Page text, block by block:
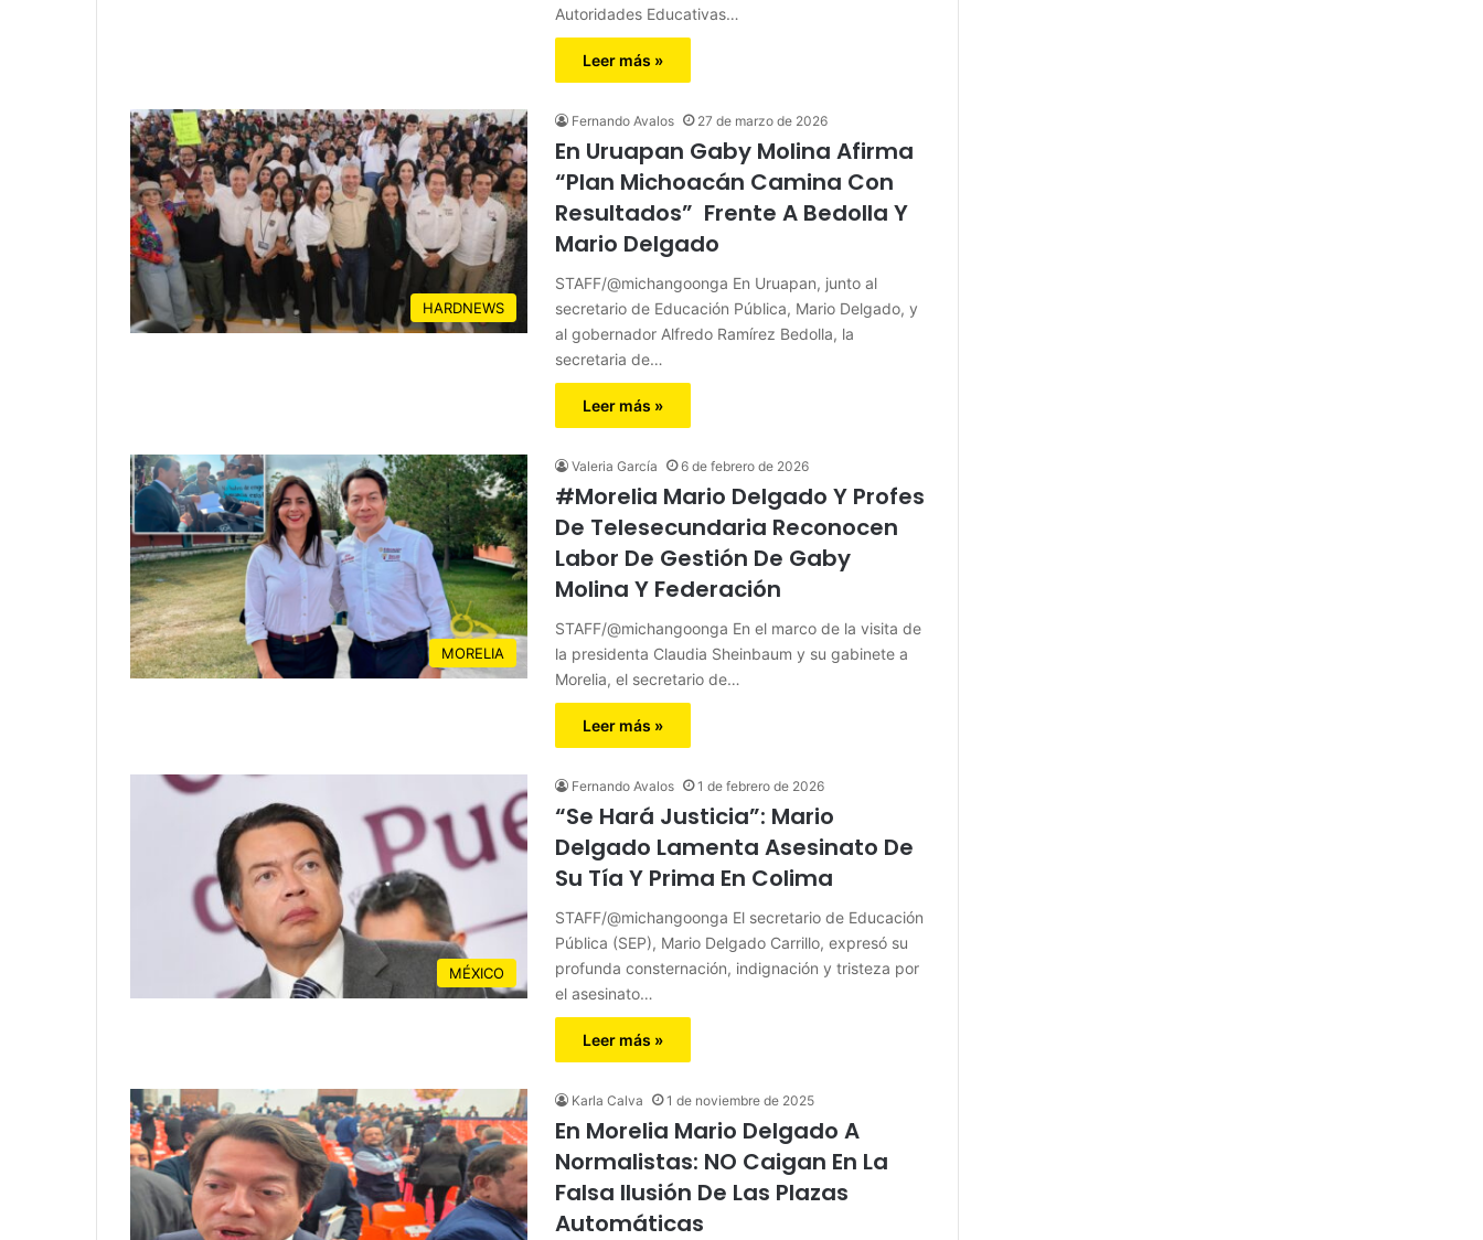
Autoridades Educativas…
Leer más »
HARDNEWS
Fernando Avalos 27 de marzo de 2026
En Uruapan Gaby Molina Afirma
“Plan Michoacán Camina Con
Resultados” Frente A Bedolla Y
Mario Delgado
STAFF/@michangoonga En Uruapan, junto al
secretario de Educación Pública, Mario Delgado, y
al gobernador Alfredo Ramírez Bedolla, la
secretaria de…
Leer más »
MORELIA
Valeria García 6 de febrero de 2026
#Morelia Mario Delgado Y Profes
De Telesecundaria Reconocen
Labor De Gestión De Gaby
Molina Y Federación
STAFF/@michangoonga En el marco de la visita de
la presidenta Claudia Sheinbaum y su gabinete a
Morelia, el secretario de…
Leer más »
MÉXICO
Fernando Avalos 1 de febrero de 2026
“Se Hará Justicia”: Mario
Delgado Lamenta Asesinato De
Su Tía Y Prima En Colima
STAFF/@michangoonga El secretario de Educación
Pública (SEP), Mario Delgado Carrillo, expresó su
profunda consternación, indignación y tristeza por
el asesinato…
Leer más »
Karla Calva 1 de noviembre de 2025
En Morelia Mario Delgado A
Normalistas: NO Caigan En La
Falsa Ilusión De Las Plazas
Automáticas